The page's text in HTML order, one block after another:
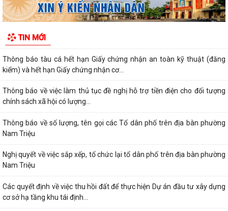
TIN MỚI
DÂN PHÒNG CHỐNG NẮNG NÓNG CHO THỦY SẢN NUÔI
Ủy ban nhân dân thành phố trong...
Thông báo tàu cá hết hạn Giấy chứng nhận an toàn kỹ thuật (đăng
kiểm) và hết hạn Giấy chứng nhận cơ...
Thông báo về việc làm thủ tục đề nghị hỗ trợ tiền điện cho đối tượng
chính sách xã hội có lượng...
Thông báo về số lượng, tên gọi các Tổ dân phố trên địa bàn phường
Nam Triệu
Nghị quyết về việc sắp xếp, tổ chức lại tổ dân phố trên địa bàn phường
Nam Triệu
Các quyết định về việc thu hồi đất để thực hiện Dự án đầu tư xây dựng
cơ sở hạ tầng khu tái định...